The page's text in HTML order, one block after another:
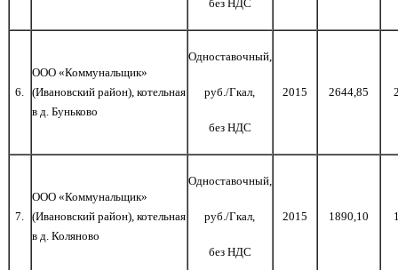
без НДС
6.
ООО «Коммунальщик»
(Ивановский район), котельная
в д. Буньково
Одноставочный,
руб./Гкал,
без НДС
2015 2644,85
7.
ООО «Коммунальщик»
(Ивановский район), котельная
в д. Коляново
Одноставочный,
руб./Гкал,
без НДС
2015 1890,10